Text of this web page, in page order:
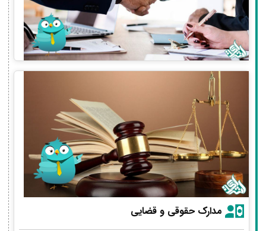
مدارک حقوقی و قضایی